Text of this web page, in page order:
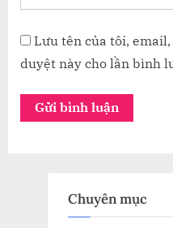
Lưu tên của tôi,
duyệt này cho lần bình
Chuyên mục